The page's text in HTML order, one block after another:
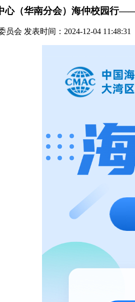
心（华南分会）海仲校园行
员会 发表时间：2024-12-04 11:48:31